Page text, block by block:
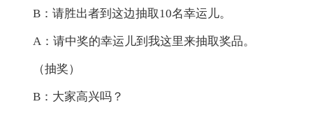
B：请胜出者到这边抽取10名幸运儿。
A：请中奖的幸运儿到我这里来抽取奖品。
（抽奖）
B：大家高兴吗？